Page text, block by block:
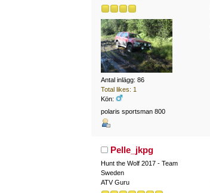
Antal inlägg: 86
Total likes: 1
Kön:
polaris sportsman 800
Pelle_jkpg
Hunt the Wolf 2017 - Team
Sweden
ATV Guru